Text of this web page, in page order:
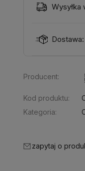
Wysyłka
Dostawa:
Producent:
Kod produktu:
Kategoria:
zapytaj o